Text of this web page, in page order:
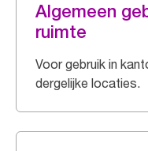
Algemeen
ruimte
Voor gebruik in
dergelijke locaties.